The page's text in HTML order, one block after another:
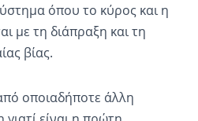
όπου το κύρος και η
με τη διάπραξη και τη
βίας.
οποιαδήποτε άλλη